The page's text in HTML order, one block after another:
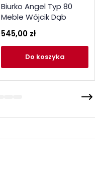
Biurko Angel Typ 80
Meble Wójcik Dąb
545,00 zł
do koszyka